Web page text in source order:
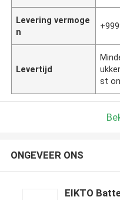
Levering vermoge
n
Levertijd
st
ONGEVEER ONS
EIKTO